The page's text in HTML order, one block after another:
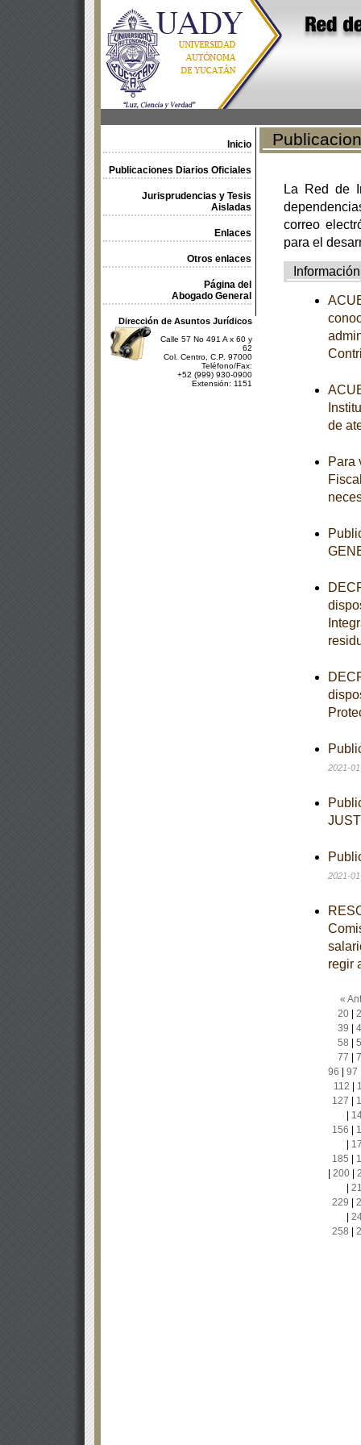
Inicio
Publicaciones Diarios Oficiales
Jurisprudencias y Tesis
Aisladas
Enlaces
Otros enlaces
Página del
Abogado General
Dirección de Asuntos Jurídicos
Calle 57 No 491 A x 60 y
62
Col. Centro, C.P. 97000
Teléfono/Fax:
+52 (999) 930-0900
Extensión: 1151
La Red de
correo
para el
Información
de
Para
2021-
2021-
regir
«
20|
39
58
77
96
97
112
127
156
185
200|
229
258